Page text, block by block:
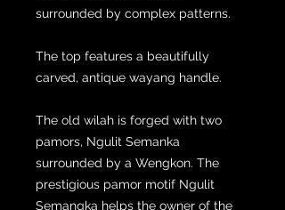
surrounded by complex patterns.
The top features a beautifully
carved, antique wayang handle.
The old wilah is forged with two
pamors, Ngulit Semanka
surrounded by a Wengkon. The
prestigious pamor motif Ngulit
Semangka helps the owner of the